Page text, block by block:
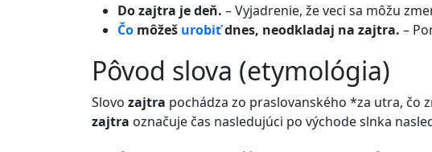
Do zajtra je deň. – Vyjadrenie, že veci sa môžu
Čo môžeš urobiťdnes, neodkladaj na zajtra. –
pôvod slova (etymológia)
Slovo zajtra pochádza zo praslovanského *za utra, čo
zajtra označuje čas nasledujúci po východe slnka